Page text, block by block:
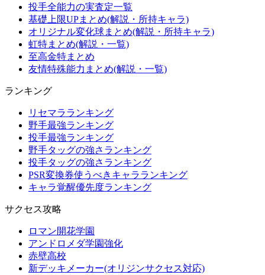
投手全能力の実査定一覧
基礎上限UPまとめ(解説・所持キャラ)
オリジナル変化球まとめ(解説・所持キャラ)
虹特まとめ(解説・一覧)
至高金特まとめ
友情特殊能力まとめ(解説・一覧)
ランキング
リセマラランキング
野手最強ランキング
投手最強ランキング
野手タッグの強さランキング
投手タッグの強さランキング
PSR変換券使うべきキャラランキング
キャラ覚醒優先度ランキング
サクセス攻略
ロマン開花学園
アンドロメダ学園強化
赤壁高校
新デッキメーカー(オリジンサクセス対応)